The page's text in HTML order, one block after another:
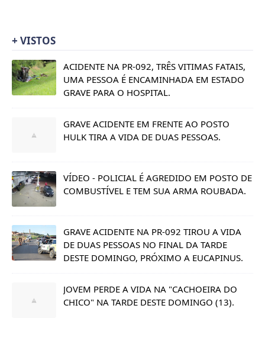
+ VISTOS
ACIDENTE NA PR-092, TRÊS VITIMAS FATAIS,
UMA PESSOA É ENCAMINHADA EM ESTADO
GRAVE PARA O HOSPITAL.
GRAVE ACIDENTE EM FRENTE AO POSTO
HULK TIRA A VIDA DE DUAS PESSOAS.
VÍDEO - POLICIAL É AGREDIDO EM POSTO DE
COMBUSTÍVEL E TEM SUA ARMA ROUBADA.
GRAVE ACIDENTE NA PR-092 TIROU A VIDA
DE DUAS PESSOAS NO FINAL DA TARDE
DESTE DOMINGO, PRÓXIMO A EUCAPINUS.
JOVEM PERDE A VIDA NA "CACHOEIRA DO
CHICO" NA TARDE DESTE DOMINGO (13).